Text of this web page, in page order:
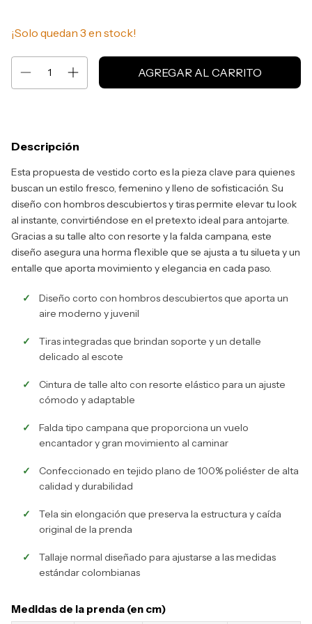
¡Solo quedan 3 en stock!
Descripción
Esta propuesta de vestido corto es la pieza clave para quienes
buscan un estilo fresco, femenino y lleno de sofisticación. Su
diseño con hombros descubiertos y tiras permite elevar tu look
al instante, convirtiéndose en el pretexto ideal para antojarte.
Gracias a su talle alto con resorte y la falda campana, este
diseño asegura una horma flexible que se ajusta a tu silueta y un
entalle que aporta movimiento y elegancia en cada paso.
Diseño corto con hombros descubiertos que aporta un
aire moderno y juvenil
Tiras integradas que brindan soporte y un detalle
delicado al escote
Cintura de talle alto con resorte elástico para un ajuste
cómodo y adaptable
Falda tipo campana que proporciona un vuelo
encantador y gran movimiento al caminar
Confeccionado en tejido plano de 100% poliéster de alta
calidad y durabilidad
Tela sin elongación que preserva la estructura y caída
original de la prenda
Tallaje normal diseñado para ajustarse a las medidas
estándar colombianas
Medidas de la prenda (en cm)